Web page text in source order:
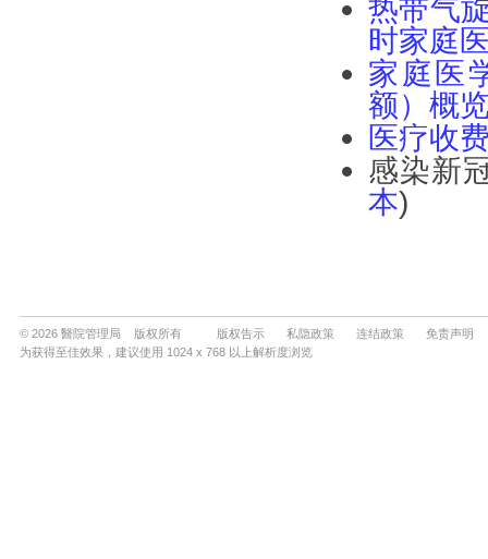
© 2026 醫院管理局 版权所有 版权告示 私隐政策 连结政策
免责声明
为获得至佳效果，建议使用 1024 x 768 以上解析度浏览